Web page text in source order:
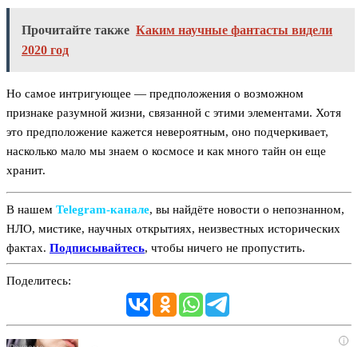
Прочитайте также Каким научные фантасты видели
2020 год
Но самое интригующее — предположения о возможном
признаке разумной жизни, связанной с этими элементами. Хотя
это предположение кажется невероятным, оно подчеркивает,
насколько мало мы знаем о космосе и как много тайн он еще
хранит.
В нашем Telegram‑канале, вы найдёте новости о непознанном,
НЛО, мистике, научных открытиях, неизвестных исторических
фактах. Подписывайтесь, чтобы ничего не пропустить.
Поделитесь:
i